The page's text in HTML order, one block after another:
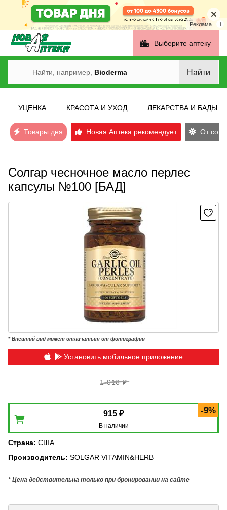
Реклама i
Выберите аптеку
Найти, например, Bioderma Найти
УЦЕНКА КРАСОТА И УХОД ЛЕКАРСТВА И БАДЫ
Товары дня Новая Аптека рекомендует От
Солгар чесночное масло перлес
капсулы №100 [БАД]
* Внешний вид может отличаться от фотографии
Установить мобильное приложение
1 016 ₽
-9%
915 ₽
В наличии
Страна: США
Производитель: SOLGAR VITAMIN&HERB
* Цена действительна только при бронировании на сайте